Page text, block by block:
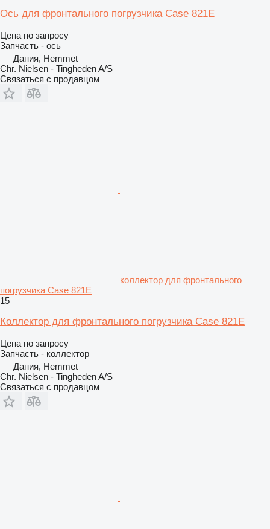
Ось для фронтального погрузчика Case 821E
Цена по запросу
Запчасть - ось
Дания, Hemmet
Chr. Nielsen - Tingheden A/S
Связаться с продавцом
коллектор для фронтального
погрузчика Case 821E
15
Коллектор для фронтального погрузчика Case 821E
Цена по запросу
Запчасть - коллектор
Дания, Hemmet
Chr. Nielsen - Tingheden A/S
Связаться с продавцом